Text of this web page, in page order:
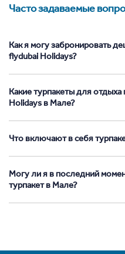
Часто задаваемые
Как я могу забронировать
flydubai Holidays?
Какие турпакеты для отдыха
Holidays в Мале?
Что включают в себя
Могу ли я в последний
турпакет в Мале?